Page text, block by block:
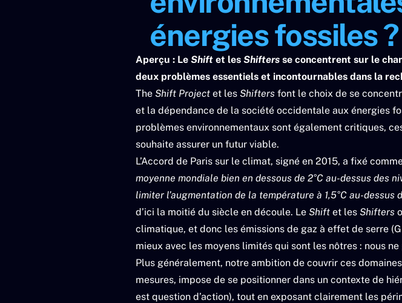
énergies fossiles ?
Aperçu : Le Shift et les Shifters se concentrent sur le
deux problèmes essentiels et incontournables dans la
The Shift Project et les Shifters font le choix de se
et la dépendance de la société occidentale aux énergies
problèmes environnementaux sont également critiques,
souhaite assurer un futur viable.
L’Accord de Paris sur le climat, signé en 2015, a fixé
moyenne mondiale bien en dessous de 2°C au-dessus des
limiter l’augmentation de la température à 1,5°C au-dessus
d’ici la moitié du siècle en découle. Le Shift et les Shifters
climatique, et donc les émissions de gaz à effet de serre
mieux avec les moyens limités qui sont les nôtres : nous
Plus généralement, notre ambition de couvrir ces
mesures, impose de se positionner dans un contexte de
est question d’action), tout en exposant clairement les